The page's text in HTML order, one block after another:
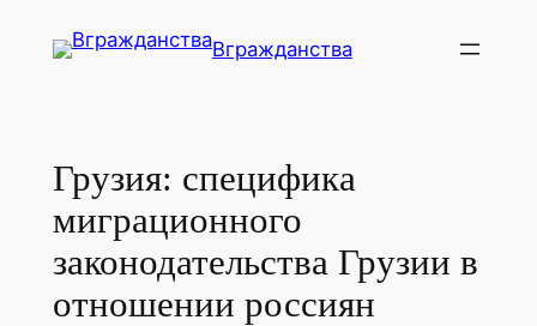
Вгражданства
Грузия: специфика
миграционного
законодательства Грузии в
отношении россиян